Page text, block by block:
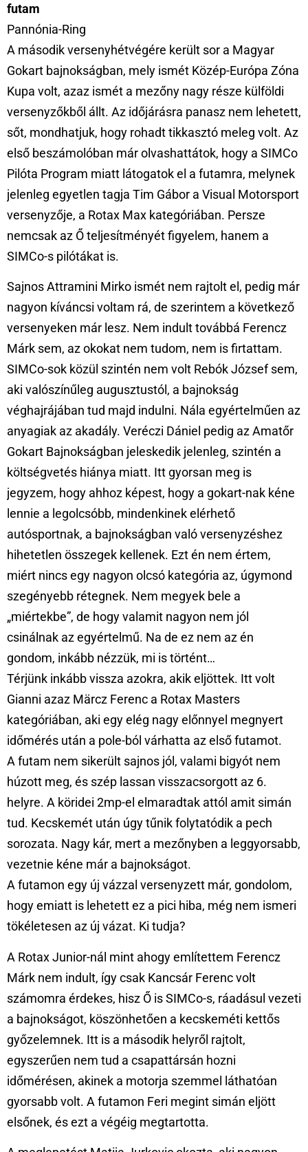
futam
Pannónia-Ring
A második versenyhétvégére került sor a Magyar
Gokart bajnokságban, mely ismét Közép-Európa Zóna
Kupa volt, azaz ismét a mezőny nagy része külföldi
versenyzőkből állt. Az időjárásra panasz nem lehetett,
sőt, mondhatjuk, hogy rohadt tikkasztó meleg volt. Az
első beszámolóban már olvashattátok, hogy a SIMCo
Pilóta Program miatt látogatok el a futamra, melynek
jelenleg egyetlen tagja Tim Gábor a Visual Motorsport
versenyzője, a Rotax Max kategóriában. Persze
nemcsak az Ő teljesítményét figyelem, hanem a
SIMCo-s pilótákat is.
Sajnos Attramini Mirko ismét nem rajtolt el, pedig már
nagyon kíváncsi voltam rá, de szerintem a következő
versenyeken már lesz. Nem indult továbbá Ferencz
Márk sem, az okokat nem tudom, nem is firtattam.
SIMCo-sok közül szintén nem volt Rebók József sem,
aki valószínűleg augusztustól, a bajnokság
véghajrájában tud majd indulni. Nála egyértelműen az
anyagiak az akadály. Veréczi Dániel pedig az Amatőr
Gokart Bajnokságban jeleskedik jelenleg, szintén a
költségvetés hiánya miatt. Itt gyorsan meg is
jegyzem, hogy ahhoz képest, hogy a gokart-nak kéne
lennie a legolcsóbb, mindenkinek elérhető
autósportnak, a bajnokságban való versenyzéshez
hihetetlen összegek kellenek. Ezt én nem értem,
miért nincs egy nagyon olcsó kategória az, úgymond
szegényebb rétegnek. Nem megyek bele a
„miértekbe”, de hogy valamit nagyon nem jól
csinálnak az egyértelmű. Na de ez nem az én
gondom, inkább nézzük, mi is történt…
Térjünk inkább vissza azokra, akik eljöttek. Itt volt
Gianni azaz Märcz Ferenc a Rotax Masters
kategóriában, aki egy elég nagy előnnyel megnyert
időmérés után a pole-ból várhatta az első futamot.
A futam nem sikerült sajnos jól, valami bigyót nem
húzott meg, és szép lassan visszacsorgott az 6.
helyre. A köridei 2mp-el elmaradtak attól amit simán
tud. Kecskemét után úgy tűnik folytatódik a pech
sorozata. Nagy kár, mert a mezőnyben a leggyorsabb,
vezetnie kéne már a bajnokságot.
A futamon egy új vázzal versenyzett már, gondolom,
hogy emiatt is lehetett ez a pici hiba, még nem ismeri
tökéletesen az új vázat. Ki tudja?
A Rotax Junior-nál mint ahogy említettem Ferencz
Márk nem indult, így csak Kancsár Ferenc volt
számomra érdekes, hisz Ő is SIMCo-s, ráadásul vezeti
a bajnokságot, köszönhetően a kecskeméti kettős
győzelemnek. Itt is a második helyről rajtolt,
egyszerűen nem tud a csapattársán hozni
időmérésen, akinek a motorja szemmel láthatóan
gyorsabb volt. A futamon Feri megint simán eljött
elsőnek, és ezt a végéig megtartotta.